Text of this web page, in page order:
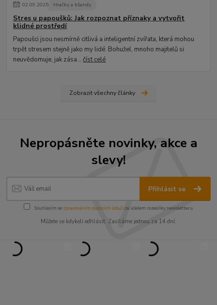
02.09.2025 Hračky a kšandy
Stres u papoušků: Jak rozpoznat příznaky a vytvořit
klidné prostředí
Papoušci jsou nesmírně citlivá a inteligentní zvířata, která mohou
trpět stresem stejně jako my lidé. Bohužel, mnoho majitelů si
neuvědomuje, jak zása...číst celé
Zobrazit všechny články
Nepropásněte novinky, akce a
slevy!
Přihlásit se
Souhlasím se zpracováním osobních údajůza účelem rozesílky newsletteru.
Můžete se kdykoli odhlásit. Zasíláme jednou za 14 dní.